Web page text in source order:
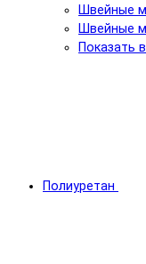
Швейные
Швейные
Показать
Полиуретан